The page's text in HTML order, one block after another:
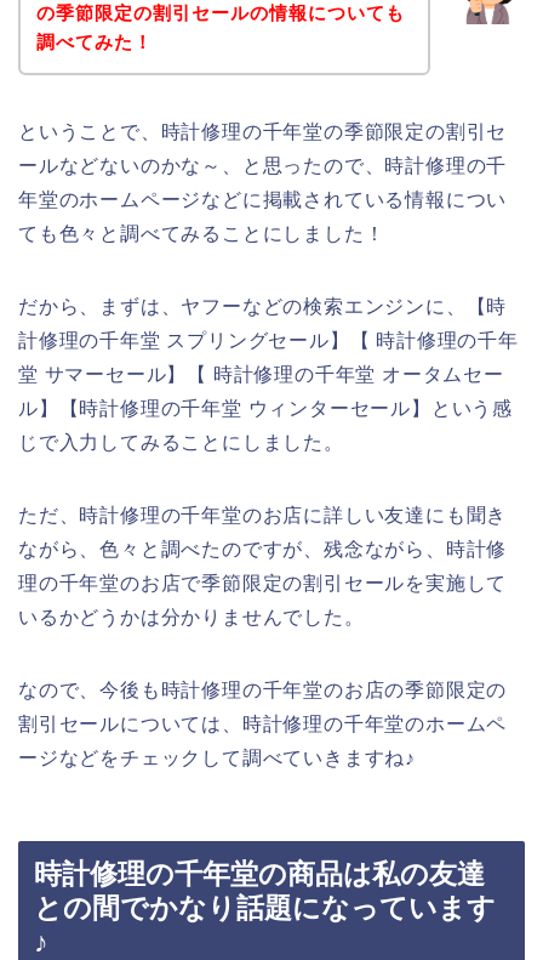
の季節限定の割引セールの情報についても
調べてみた！
ということで、時計修理の千年堂の季節限定の割引セ
ールなどないのかな～、と思ったので、時計修理の千
年堂のホームページなどに掲載されている情報につい
ても色々と調べてみることにしました！
だから、まずは、ヤフーなどの検索エンジンに、【時
計修理の千年堂 スプリングセール】【 時計修理の千年
堂 サマーセール】【 時計修理の千年堂 オータムセー
ル】【時計修理の千年堂 ウィンターセール】という感
じで入力してみることにしました。
ただ、時計修理の千年堂のお店に詳しい友達にも聞き
ながら、色々と調べたのですが、残念ながら、時計修
理の千年堂のお店で季節限定の割引セールを実施して
いるかどうかは分かりませんでした。
なので、今後も時計修理の千年堂のお店の季節限定の
割引セールについては、時計修理の千年堂のホームペ
ージなどをチェックして調べていきますね♪
時計修理の千年堂の商品は私の友達
との間でかなり話題になっています
♪